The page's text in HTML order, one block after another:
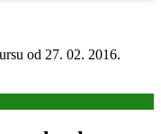
od 27. 02. 2016.